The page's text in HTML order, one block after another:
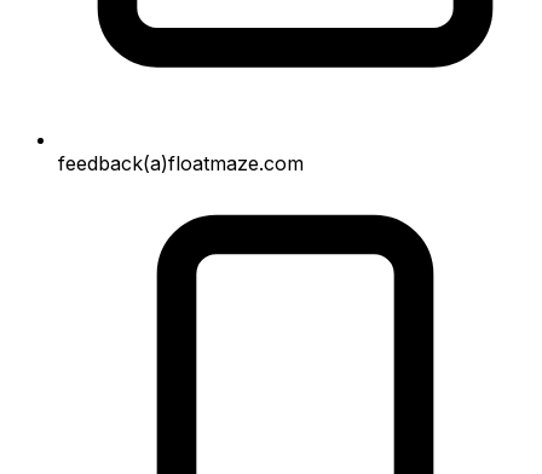
feedback(a)floatmaze.com